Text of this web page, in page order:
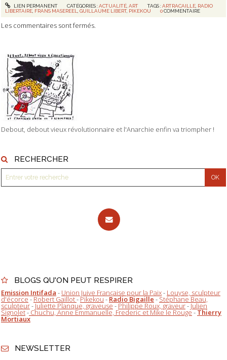
Debout, debout vieux révolutionnaire et l'Anarchie enfin va triompher !
RECHERCHER
BLOGS QU'ON PEUT RESPIRER
Emission Intifada - Union Juive Française pour la Paix- Louyse, sculpteur
d'écorce-Robert Gaillot-Pikekou-Radio Bigaille-Stéphane Beau,
sculpteur-Juliette Planque, graveuse-Philippe Roux, graveur-Julien
Signolet-Chuchu, Anne Emmanuelle, Frederic et Mike le Rouge-Thierry
Mortiaux
NEWSLETTER
LIEN PERMANENT CATÉGORIES :ACTUALITÉ, ART TAGS :ARTRACAILLE RADIO
LIBERTAIRE FRANS MASEREEL ,GUILLAUME LIBERT, PIKEKOU 0 COMMENTAIRE
Les commentaires sont fermés.